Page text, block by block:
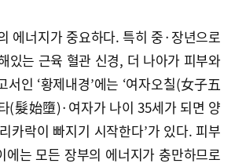
에너지가 중요하다. 특히 중·장년으로
있는 근육 혈관 신경, 더 나아가 피부와
인 ‘황제내경’에는 ‘여자오칠(女子五
髮始墮)·여자가 나이 35세가 되면 양
카락이 빠지기 시작한다’가 있다. 피부
는 모든 장부의 에너지가 충만하므로